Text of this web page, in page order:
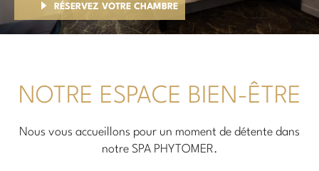
RÉSERVEZ VOTRE CHAMBRE
NOTRE ESPACE BIEN-ÊTRE
Nous vous accueillons pour un moment de détente dans
notre SPA PHYTOMER.